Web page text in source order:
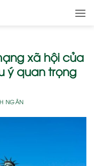
xã hội của
ý quan trọng
NGÂN